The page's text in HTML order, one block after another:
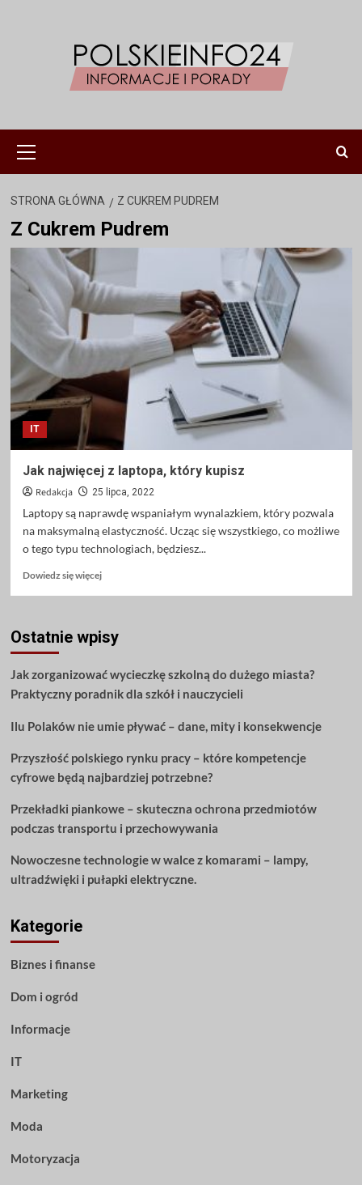
główne
STRONA GŁÓWNA Z CUKREM PUDREM
Z Cukrem Pudrem
IT
Jak najwięcej z laptopa, który kupisz
Redakcja 25 lipca, 2022
Laptopy są naprawdę wspaniałym wynalazkiem, który pozwala
na maksymalną elastyczność. Ucząc się wszystkiego, co możliwe
o tego typu technologiach, będziesz...
Dowiedz się więcejDowiedz
Jak
najwięcej
laptopa,
który
Ostatnie wpisy
Jak zorganizować wycieczkę szkolną do dużego miasta?
Praktyczny poradnik dla szkół i nauczycieli
Ilu Polaków nie umie pływać – dane, mity i konsekwencje
Przyszłość polskiego rynku pracy – które kompetencje
cyfrowe będą najbardziej potrzebne?
Przekładki piankowe – skuteczna ochrona przedmiotów
podczas transportu i przechowywania
Nowoczesne technologie w walce z komarami – lampy,
ultradźwięki i pułapki elektryczne.
Kategorie
Biznes i finanse
Dom i ogród
Informacje
IT
Marketing
Moda
Motoryzacja